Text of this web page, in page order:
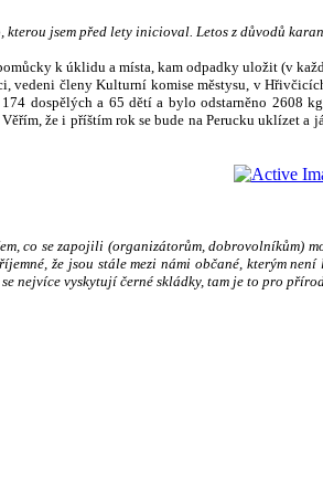
jsem před lety inicioval. Letos z důvodů
k úklidu a místa, kam odpadky uložit (v
vedeni členy Kulturní komise městysu, v
dospělých a 65 dětí a bylo odstarněno 2608
že i příštím rok se bude na Perucku uklízet
co se zapojili (organizátorům,
že jsou stále mezi námi občané, kterým
nejvíce vyskytují černé skládky, tam je to pro